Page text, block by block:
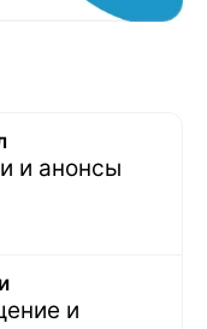
и анонсы
и